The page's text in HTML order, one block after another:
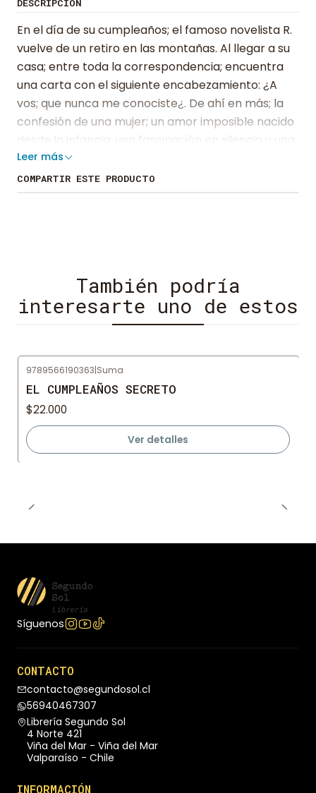
DESCRIPCIÓN
En el día de su cumpleaños; el famoso novelista R.
vuelve de un retiro en las montañas. Al llegar a su
casa; entre toda la correspondencia; encuentra
una carta con el siguiente encabezamiento: ¿A
vos; que nunca me conociste¿. De ahí en más; la
confesión de una mujer; un amor imposible nacido
desde la infancia; una fascinación en silencio y una
devoción no correspondida se van develando de a
poco en esa carta no exenta de sorpresas.
Leer más
COMPARTIR ESTE PRODUCTO
También podría
interesarte uno de estos
9789566190363|Suma
EL CUMPLEAÑOS SECRETO
$22.000
Ver detalles
Síguenos
CONTACTO
contacto@segundosol.cl
56940467307
Librería Segundo Sol
4 Norte 421
Viña del Mar - Viña del Mar
Valparaíso - Chile
INFORMACIÓN